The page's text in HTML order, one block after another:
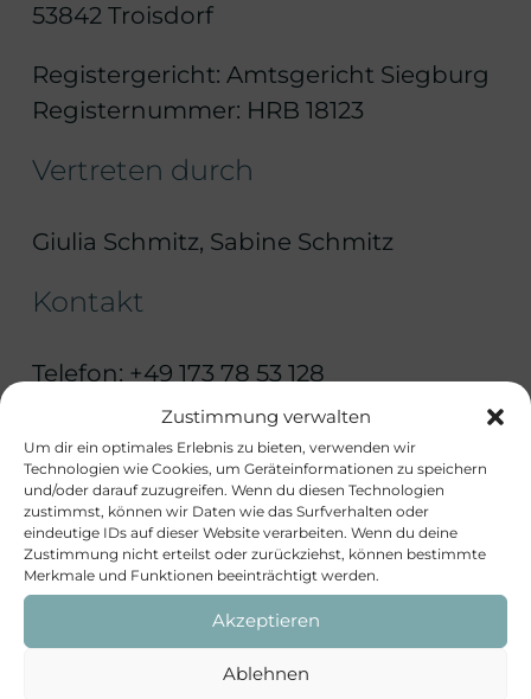
Zustimmung verwalten
Um dir ein optimales Erlebnis zu bieten, verwenden wir
Technologien wie Cookies, um Geräteinformationen zu speichern
und/oder darauf zuzugreifen. Wenn du diesen Technologien
zustimmst, können wir Daten wie das Surfverhalten oder
eindeutige IDs auf dieser Website verarbeiten. Wenn du deine
Zustimmung nicht erteilst oder zurückziehst, können bestimmte
Merkmale und Funktionen beeinträchtigt werden.
Akzeptieren
Ablehnen
53842 Troisdorf
Registergericht: Amtsgericht Siegburg
Registernummer: HRB 18123
Vertreten durch
Giulia Schmitz, Sabine Schmitz
Kontakt
Telefon: +49 173 78 53 128
E-Mail: hallo@workminds.de
Haftungshinweis
Trotz sorgfältiger inhaltlicher Kontrolle
übernehmen wir keine Haftung für die
Inhalte externer Links.
Für den Inhalt der verlinkten Seiten
sind ausschließlich deren Betreiber